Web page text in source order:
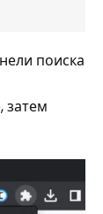
поиска
затем